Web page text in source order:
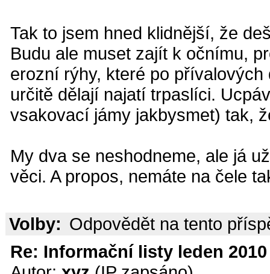
Tak to jsem hned klidnější, že
Budu ale muset zajít k očnímu,
erozní rýhy, které po
určitě dělají najatí trpaslíci.
vsakovací jámy jakbysmet) tak,
My dva se neshodneme, ale já
věci. A propos, nemáte na čele
Volby: Odpovědět na tento
Re: Informační listy leden